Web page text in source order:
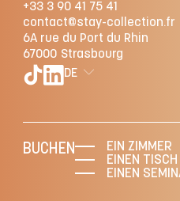
+33 3 90 41 75 41
contact@stay-collection.fr
6A rue du Port du Rhin
67000 Strasbourg
DE
BUCHEN
EIN ZIMMER
EINEN TISCH
EINEN